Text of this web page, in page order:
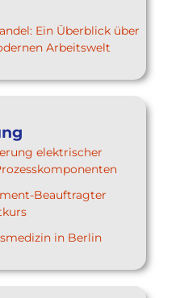
Ein Überblick über
Arbeitswelt
elektrischer
Beauftragter
in Berlin